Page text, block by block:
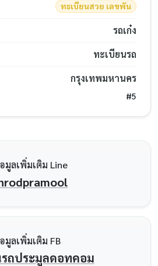
ทะเบียนสวย เลขพัน
รถเก๋ง
ทะเบียนรถ
กรุงเทพมหานคร
#5
มูลเพิ่มเติม Line
มูลเพิ่มเติม FB
ถประมูลดอทคอม